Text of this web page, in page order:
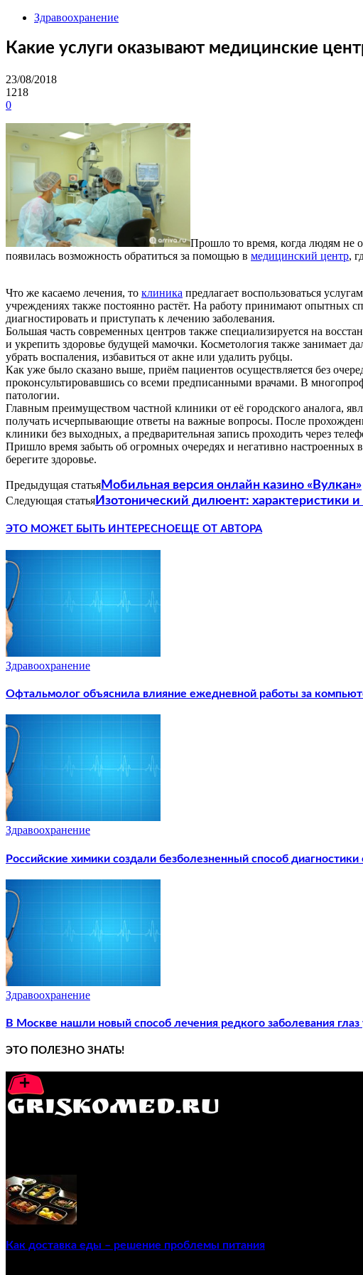
Здравоохранение
Какие услуги оказывают медицинские
23/08/2018
1218
0
Прошло то время, когда людям не
появилась возможность обратиться за помощью в медицинский центр,
Что же касаемо лечения, то клиника предлагает воспользоваться
учреждениях также постоянно растёт. На работу принимают опытных
диагностировать и приступать к лечению заболевания.
Большая часть современных центров также специализируется на
и укрепить здоровье будущей мамочки. Косметология также занимает
убрать воспаления, избавиться от акне или удалить рубцы.
Как уже было сказано выше, приём пациентов осуществляется без
проконсультировавшись со всеми предписанными врачами. В
патологии.
Главным преимуществом частной клиники от её городского аналога,
получать исчерпывающие ответы на важные вопросы. После
клиники без выходных, а предварительная запись проходить через
Пришло время забыть об огромных очередях и негативно
берегите здоровье.
Предыдущая статьяМобильная версия онлайн казино «Вулкан»
Следующая статьяИзотонический дилюент: характеристики
ЭТО МОЖЕТ БЫТЬ ИНТЕРЕСНО ЕЩЕ ОТ АВТОРА
Здравоохранение
Офтальмолог объяснила влияние ежедневной работы за
Здравоохранение
Российские химики создали безболезненный способ диагностики
Здравоохранение
В Москве нашли новый способ лечения редкого заболевания глаз
ЭТО ПОЛЕЗНО ЗНАТЬ!
Как доставка еды – решение проблемы питания